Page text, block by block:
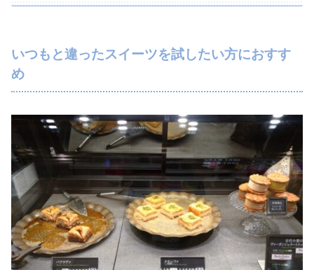
いつもと違ったスイーツを試したい方におすす
め